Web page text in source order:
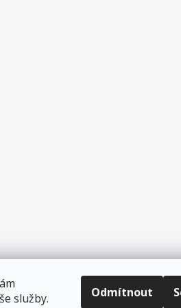
služby.
Odmítnout